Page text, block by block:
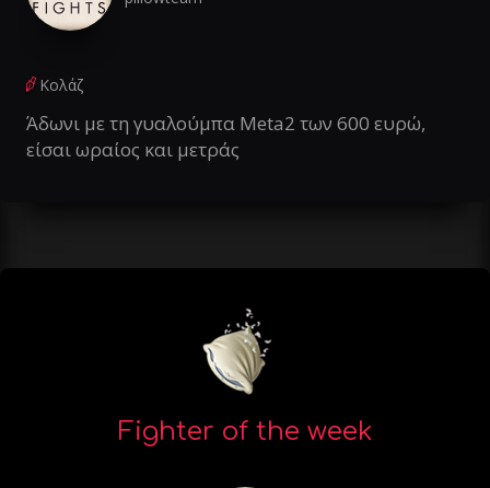
Κολάζ
Άδωνι με τη γυαλούμπα Meta2 των 600 ευρώ,
είσαι ωραίος και μετράς
Fighter of the week